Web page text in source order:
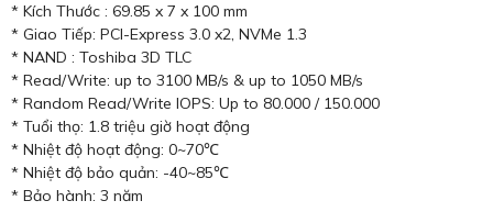
* Kích Thước : 69.85 x 7 x 100 mm
* Giao Tiếp: PCI-Express 3.0 x2, NVMe 1.3
* NAND : Toshiba 3D TLC
* Read/Write: up to 3100 MB/s & up to 1050 MB/s
* Random Read/Write IOPS: Up to 80.000 / 150.000
* Tuổi thọ: 1.8 triệu giờ hoạt động
* Nhiệt độ hoạt động: 0~70℃
* Nhiệt độ bảo quản: -40~85℃
* Bảo hành: 3 năm